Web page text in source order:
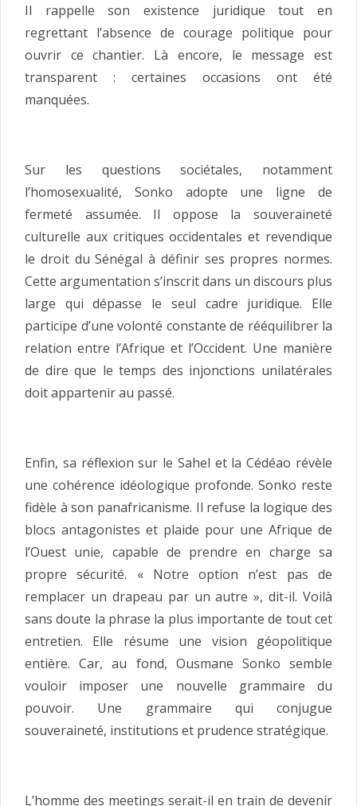
Il rappelle son existence juridique tout en
regrettant l’absence de courage politique pour
ouvrir ce chantier. Là encore, le message est
transparent : certaines occasions ont été
manquées.
Sur les questions sociétales, notamment
l’homosexualité, Sonko adopte une ligne de
fermeté assumée. Il oppose la souveraineté
culturelle aux critiques occidentales et revendique
le droit du Sénégal à définir ses propres normes.
Cette argumentation s’inscrit dans un discours plus
large qui dépasse le seul cadre juridique. Elle
participe d’une volonté constante de rééquilibrer la
relation entre l’Afrique et l’Occident. Une manière
de dire que le temps des injonctions unilatérales
doit appartenir au passé.
Enfin, sa réflexion sur le Sahel et la Cédéao révèle
une cohérence idéologique profonde. Sonko reste
fidèle à son panafricanisme. Il refuse la logique des
blocs antagonistes et plaide pour une Afrique de
l’Ouest unie, capable de prendre en charge sa
propre sécurité. « Notre option n’est pas de
remplacer un drapeau par un autre », dit-il. Voilà
sans doute la phrase la plus importante de tout cet
entretien. Elle résume une vision géopolitique
entière. Car, au fond, Ousmane Sonko semble
vouloir imposer une nouvelle grammaire du
pouvoir. Une grammaire qui conjugue
souveraineté, institutions et prudence stratégique.
L’homme des meetings serait-il en train de devenir